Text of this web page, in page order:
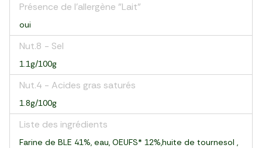
Présence de l'allergène "Lait"
oui
Nut.8 - Sel
1.1g/100g
Nut.4 - Acides gras saturés
1.8g/100g
Liste des ingrédients
Farine de BLE 41%, eau, OEUFS* 12%,huite de tournesol ,